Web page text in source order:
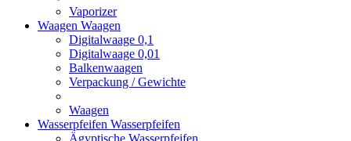
Vaporizer
Waagen Waagen
Digitalwaage 0,1
Digitalwaage 0,01
Balkenwaagen
Verpackung / Gewichte
Waagen
Wasserpfeifen Wasserpfeifen
Ägyptische Wasserpfeifen